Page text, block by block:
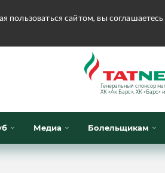
Генеральный спонсор
ХК «Ак Барс», ХК «Барс»
Медиа Болельщикам
сайтом, вы